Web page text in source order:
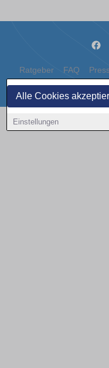
Alle Cookies
Einstellungen
Ratgeber FAQ
Copyright © 2000 - 2026 | 1A